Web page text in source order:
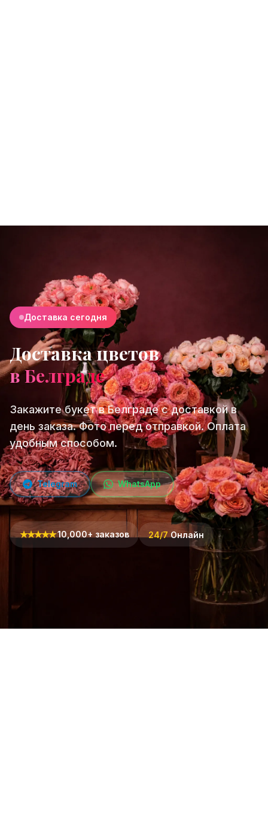
Доставка сегодня
Доставка цветов
в Белграде
Закажите букет в Белграде с доставкой в
день заказа. Фото перед отправкой. Оплата
удобным способом.
Telegram WhatsApp
★★★★★10,000+ заказов 24/7 Онлайн